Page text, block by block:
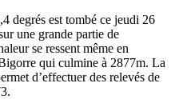
degrés est tombé ce jeudi 26
une grande partie de
se ressent même en
qui culmine à 2877m. La
d’effectuer des relevés de